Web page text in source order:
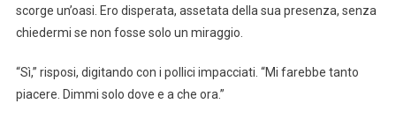
scorge un’oasi. Ero disperata, assetata della sua presenza, senza
chiedermi se non fosse solo un miraggio.
“Sì,” risposi, digitando con i pollici impacciati. “Mi farebbe tanto
piacere. Dimmi solo dove e a che ora.”